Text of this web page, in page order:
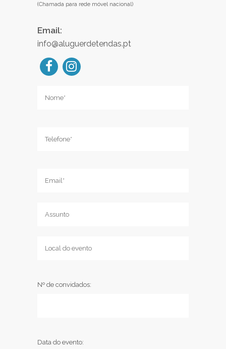
(Chamada para rede móvel nacional)
Email:
info@aluguerdetendas.pt
Nº de convidados:
Data do evento: